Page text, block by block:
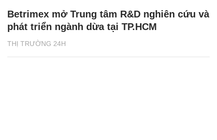
THỊ TRƯỜNG 24H
Betrimex mở Trung tâm R&D nghiên cứu và
phát triển ngành dừa tại TP.HCM